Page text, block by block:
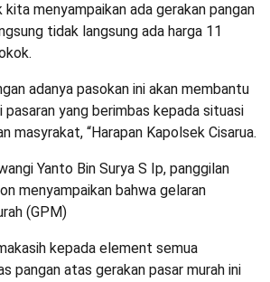
kita menyampaikan ada gerakan pangan
tidak langsung ada harga 11
adanya pasokan ini akan membantu
pasaran yang berimbas kepada situasi
masyrakat, “Harapan Kapolsek Cisarua.
Yanto Bin Surya S Ip, panggilan
menyampaikan bahwa gelaran
(GPM)
kepada element semua
pangan atas gerakan pasar murah ini